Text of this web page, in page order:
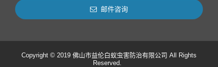
邮件咨询
Copyright © 2019 佛山市益伦白蚁虫害防治有限公司 All Rights
Reserved.